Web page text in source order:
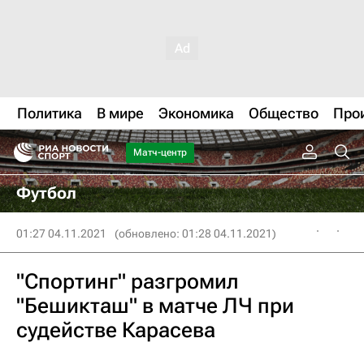
Политика В мире Экономика Общество
Матч-центр
Футбол
01:27 04.11.2021 (обновлено: 01:28 04.11.2021)
"Спортинг" разгромил
"Бешикташ" в матче ЛЧ при
судействе Карасева